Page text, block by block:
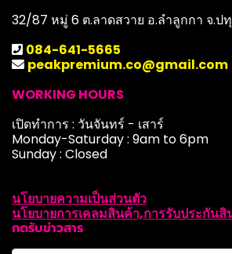
32/87 หมู่ 6 ต.ลาดสวาย อ.ลำลูกกา จ.ป
084-641-5665
peakpremium.co@gmail.com
WORKING HOURS
เปิดทำการ : วันจันทร์ - เสาร์
Monday-Saturday : 9am to 6pm
Sunday : Closed
นโยบายความเป็นส่วนตัว
นโยบายการเคลมสินค้า,การรับประกันสิ
กดรับข่าวสาร